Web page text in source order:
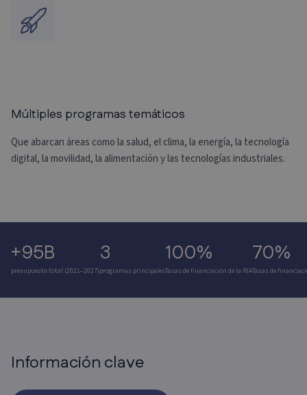
Múltiples programas temáticos
Que abarcan áreas como la salud, el clima, la energía, la tecnología
digital, la movilidad, la alimentación y las tecnologías industriales.
+95B
presupuesto total (2021–2027)
3
programas principales
100%
Tasas de financiación de la RIA
70%
Tasas de
Información clave